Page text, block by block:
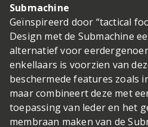
Submachine
Geïnspireerd door “tactical
Design met de Submachine
alternatief voor
enkellaars is voorzien van
beschermede features zoals
maar combineert deze met
toepassing van leder en het
membraan maken van de